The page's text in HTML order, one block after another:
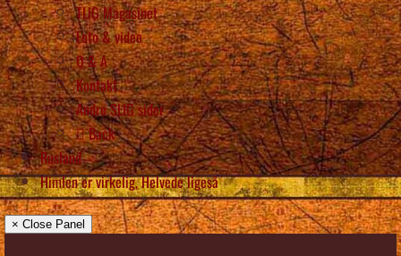
TLIG Magasinet
Foto & video
Q & A
Kontakt
Andre SLIG sider
Back
Rusland
Himlen er virkelig, Helvede ligeså
× Close Panel